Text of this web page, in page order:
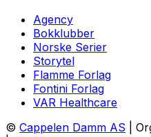
Agency
Bokklubber
Norske Serier
Storytel
Flamme Forlag
Fontini Forlag
VAR Healthcare
© Cappelen Damm AS |